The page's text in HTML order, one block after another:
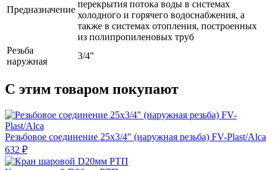
Предназначение
перекрытия потока воды в системах
холодного и горячего водоснабжения, а
также в системах отопления, построенных
из полипропиленовых труб
Резьба
наружная
3/4"
С этим товаром покупают
Резьбовое соединение 25х3/4" (наружная резьба) FV-Plast/Alca
632 ₽